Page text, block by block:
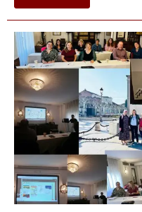
Sportivii
vâlceni
kimono-
uri
performează
Felicitări,
CS
Vâlcea
1924!